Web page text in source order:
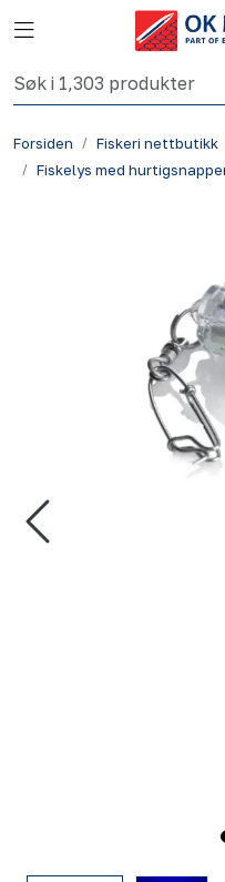
Skip to main content
Toggle navigation
Forsiden Fiskeri nettbutikk
Fiskelys med
Fiskeri nettbutikk
Havbruk